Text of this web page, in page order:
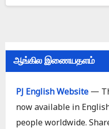
ஆங்கில இணையதளம்
PJ English Website —
now available in
people worldwide.